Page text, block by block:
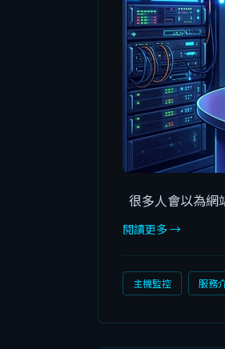
很多人會以為網
閱讀更多 →
主機監控 服務